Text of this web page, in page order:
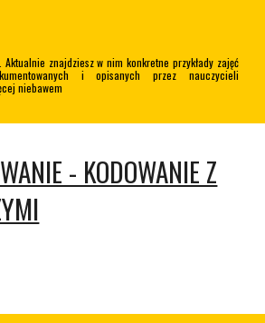
znajdziesz w nim konkretne przykłady zajęć
i opisanych przez nauczycieli
niebawem
- KODOWANIE Z